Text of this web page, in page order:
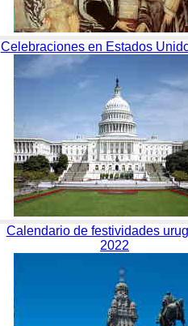
Celebraciones en Estados
Calendario de festividades
2022